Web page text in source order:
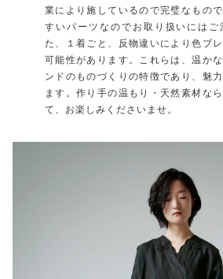
業により施しているので完璧なもの
すいパーツなのでお取り扱いにはご
た、１着ごと、反物違いにより色ブ
可能性があります。これらは、温か
ンドのものづくりの特徴であり、魅
ます。作り手の温もり・天然素材な
て、お楽しみくださいませ。